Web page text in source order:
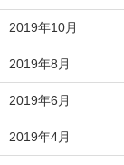
2019年10月
2019年8月
2019年6月
2019年4月